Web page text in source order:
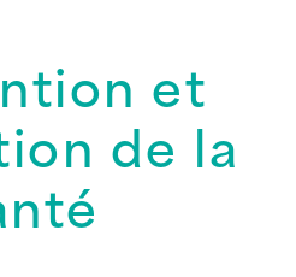
et
de la